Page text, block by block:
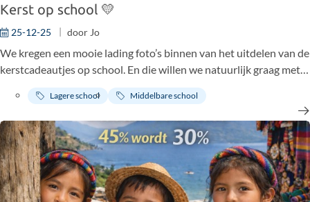
Kerst op school 💛
25-12-25 door Jo
We kregen een mooie lading foto’s binnen van het uitdelen van de
kerstcadeautjes op school. En die willen we natuurlijk graag met
jullie delen. Het blijft een bijzonder moment waar de kinderen elk
jaar opnieuw reikhalzend naar uitkijken.
Lagere school Middelbare school